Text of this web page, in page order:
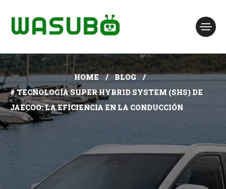
HOME
BLOG
# TECNOLOGÍA SUPER HYBRID SYSTEM (SHS) DE
JAECOO: LA EFICIENCIA EN LA CONDUCCIÓN